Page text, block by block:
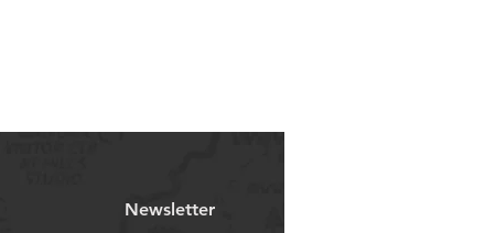
Newsletter